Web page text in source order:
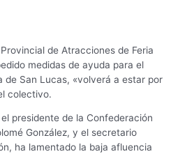
de Atracciones de Feria
medidas de ayuda para el
de San Lucas, «volverá a estar por
colectivo.
presidente de la Confederación
González, y el secretario
ha lamentado la baja afluencia